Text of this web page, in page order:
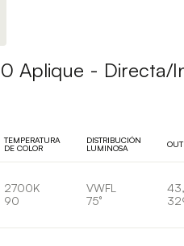
Aplique - Directa/
TEMPERATURA
DE COLOR
DISTRIBUCIÓN
LUMINOSA
2700K
90
VWFL
75°